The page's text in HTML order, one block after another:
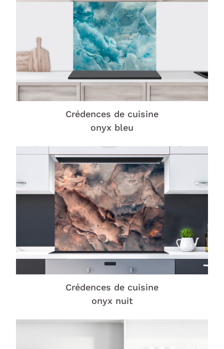
Crédences de cuisine
onyx bleu
Crédences de cuisine
onyx nuit